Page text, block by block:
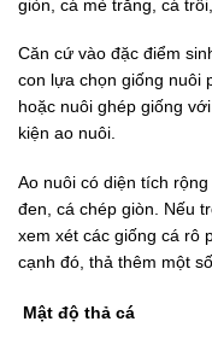
giòn, cá mè trắng, cá
Căn cứ vào đặc điểm
con lựa chọn giống nuôi
hoặc nuôi ghép giống
kiện ao nuôi.
Ao nuôi có diện tích
đen, cá chép giòn. Nếu
xem xét các giống cá rô
cạnh đó, thả thêm một
Mật độ thả cá